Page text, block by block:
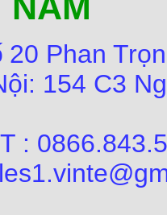
20 Phan
154 C3
: